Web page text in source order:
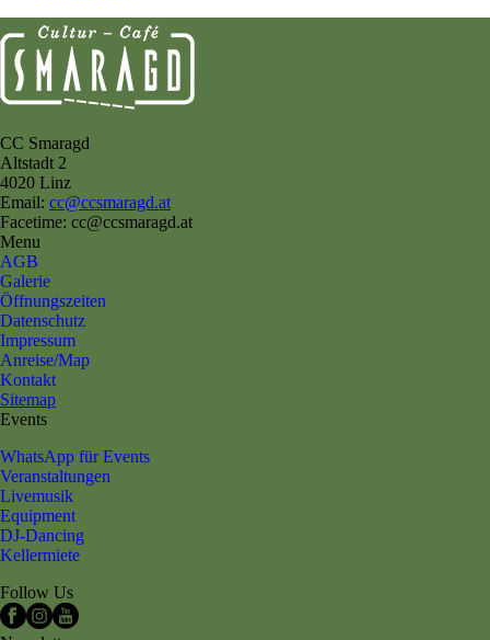
CC Smaragd
Altstadt 2
4020 Linz
Email: cc@ccsmaragd.at
Facetime: cc@ccsmaragd.at
Menu
AGB
Galerie
Öffnungszeiten
Datenschutz
Impressum
Anreise/Map
Kontakt
Sitemap
Events
WhatsApp für Events
Veranstaltungen
Livemusik
Equipment
DJ-Dancing
Kellermiete
Follow Us